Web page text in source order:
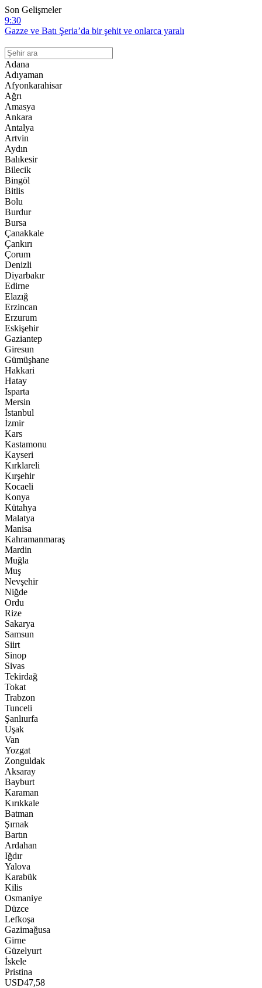
Son Gelişmeler
21:56
İki zulmün arasında: İşgalci israil’in serbest bıraktığı Filistinli
16:07
İngiltere Dışişleri Bakanı, Uygur soykırımı konusunda Çin’e karşı
tavır alması yönündeki çağrılarla karşı karşıya
13:49
Ahmed Yesevi – Dr. Münir Derman
12:28
Diyanet Akademisi Başkanı Enver Osman Kaan’dan açıklama:
“Uygur kardeşlerim hakkını helal etsin”
9:30
Gazze ve Batı Şeria’da bir şehit ve onlarca yaralı
Adana
Adıyaman
Afyonkarahisar
Ağrı
Amasya
Ankara
Antalya
Artvin
Aydın
Balıkesir
Bilecik
Bingöl
Bitlis
Bolu
Burdur
Bursa
Çanakkale
Çankırı
Çorum
Denizli
Diyarbakır
Edirne
Elazığ
Erzincan
Erzurum
Eskişehir
Gaziantep
Giresun
Gümüşhane
Hakkari
Hatay
Isparta
Mersin
İstanbul
İzmir
Kars
Kastamonu
Kayseri
Kırklareli
Kırşehir
Kocaeli
Konya
Kütahya
Malatya
Manisa
Kahramanmaraş
Mardin
Muğla
Muş
Nevşehir
Niğde
Ordu
Rize
Sakarya
Samsun
Siirt
Sinop
Sivas
Tekirdağ
Tokat
Trabzon
Tunceli
Şanlıurfa
Uşak
Van
Yozgat
Zonguldak
Aksaray
Bayburt
Karaman
Kırıkkale
Batman
Şırnak
Bartın
Ardahan
Iğdır
Yalova
Karabük
Kilis
Osmaniye
Düzce
Lefkoşa
Gazimağusa
Girne
Güzelyurt
İskele
Pristina
USD47,58